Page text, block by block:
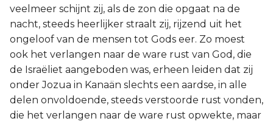
veelmeer schijnt zij, als de zon die opgaat na de
nacht, steeds heerlijker straalt zij, rijzend uit het
ongeloof van de mensen tot Gods eer. Zo moest
ook het verlangen naar de ware rust van God, die
de Israëliet aangeboden was, erheen leiden dat zij
onder Jozua in Kanaän slechts een aardse, in alle
delen onvoldoende, steeds verstoorde rust vonden,
die het verlangen naar de ware rust opwekte, maar